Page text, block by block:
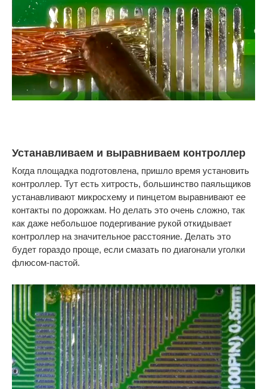
Устанавливаем и выравниваем контроллер
Когда площадка подготовлена, пришло время установить
контроллер. Тут есть хитрость, большинство паяльщиков
устанавливают микросхему и пинцетом выравнивают ее
контакты по дорожкам. Но делать это очень сложно, так
как даже небольшое подергивание рукой откидывает
контроллер на значительное расстояние. Делать это
будет гораздо проще, если смазать по диагонали уголки
флюсом-пастой.